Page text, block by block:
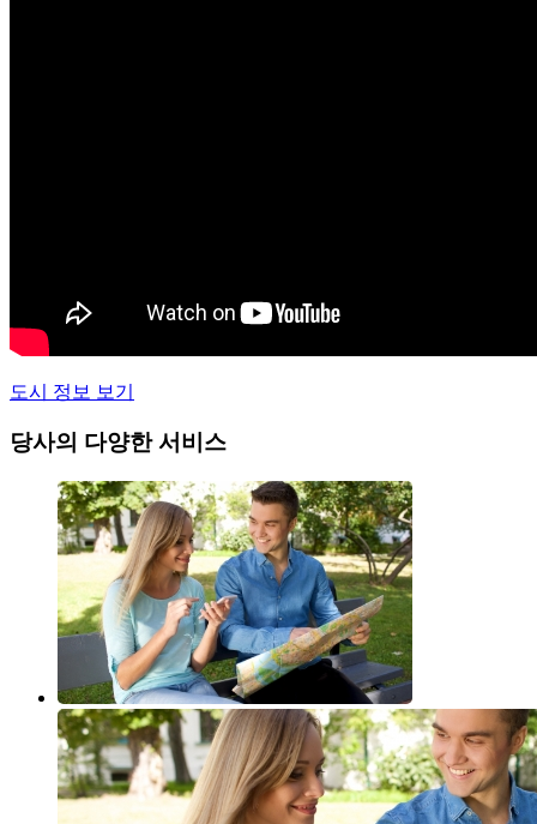
도시 정보 보기
당사의 다양한 서비스